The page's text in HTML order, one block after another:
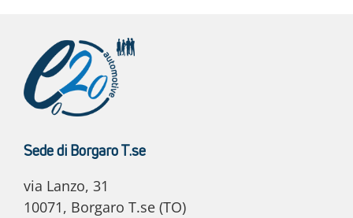
Sede di Borgaro T.se
via Lanzo, 31
10071, Borgaro T.se (TO)